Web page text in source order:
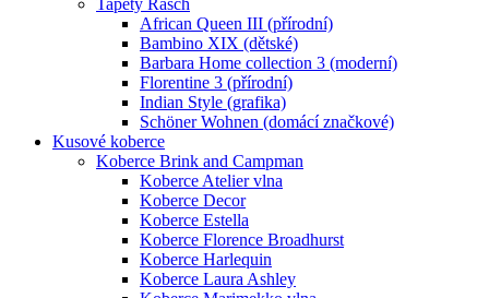
African Queen III (přírodní)
Bambino XIX (dětské)
Barbara Home collection 3 (moderní)
Florentine 3 (přírodní)
Indian Style (grafika)
Schöner Wohnen (domácí značkové)
Kusové koberce
Koberce Brink and Campman
Koberce Atelier vlna
Koberce Decor
Koberce Estella
Koberce Florence Broadhurst
Koberce Harlequin
Koberce Laura Ashley